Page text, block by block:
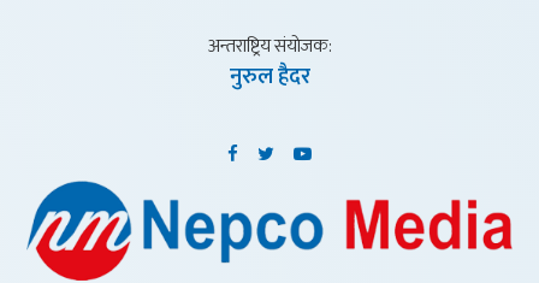
अन्तराष्ट्रिय संयाेजक:
नुरुल हैदर